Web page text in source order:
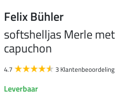
Felix Bühler
softshelljas Merle met
capuchon
4.7 3 Klantenbeoordeling
Leverbaar